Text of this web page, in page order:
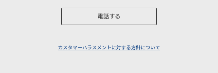
電話する
カスタマーハラスメントに対する方針について